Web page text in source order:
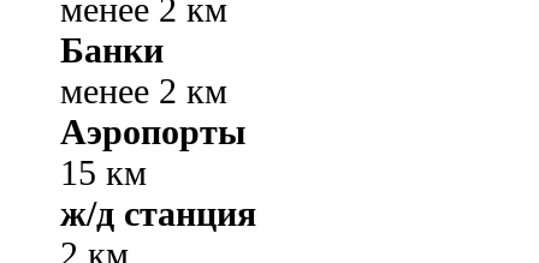
менее 2 км
Банки
менее 2 км
Аэропорты
15 км
ж/д станция
2 км